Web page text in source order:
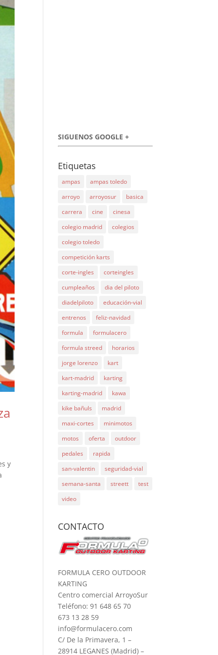
y
SIGUENOS GOOGLE +
Etiquetas
ampas
ampas toledo
arroyo
arroyosur
basica
carrera
cine
cinesa
colegio madrid
colegios
colegio toledo
competición karts
corte-ingles
corteingles
cumpleaños
dia del piloto
diadelpiloto
educación-vial
entrenos
feliz-navidad
formula
formulacero
formula streed
horarios
jorge lorenzo
kart
kart-madrid
karting
karting-madrid
kawa
kike bañuls
madrid
maxi-cortes
minimotos
motos
oferta
outdoor
pedales
rapida
san-valentin
seguridad-vial
semana-santa
streett
test
video
CONTACTO
FORMULA CERO OUTDOOR
KARTING
Centro comercial ArroyoSur
Teléfono: 91 648 65 70
673 13 28 59
info@formulacero.com
C/ De la Primavera, 1 –
28914 LEGANES (Madrid) –